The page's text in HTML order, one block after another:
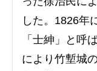
した。1826年
「士紳」と呼
により竹塹城